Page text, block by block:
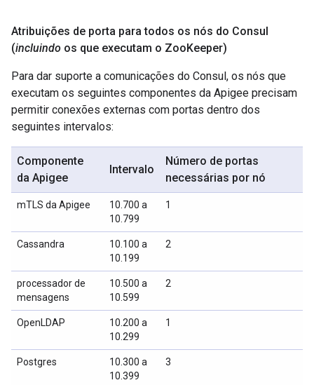
Atribuições de porta para todos os nós do Consul
(incluindo os que executam o ZooKeeper)
Para dar suporte a comunicações do Consul, os nós que
executam os seguintes componentes da Apigee precisam
permitir conexões externas com portas dentro dos
seguintes intervalos:
Componente
da Apigee
Intervalo
Número de portas
necessárias por nó
mTLS da Apigee
10.700 a
10.799
1
Cassandra
10.100 a
10.199
2
processador de
mensagens
10.500 a
10.599
2
OpenLDAP
10.200 a
10.299
1
Postgres
10.300 a
10.399
3